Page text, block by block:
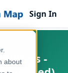
about
Sign In
-